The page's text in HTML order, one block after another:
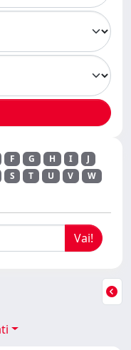
F G H I
J
S T U V
W